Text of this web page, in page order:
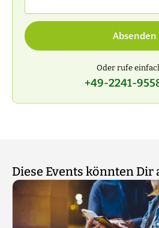
Absenden
Oder rufe
+49-2241-
Diese Events könnten Dir